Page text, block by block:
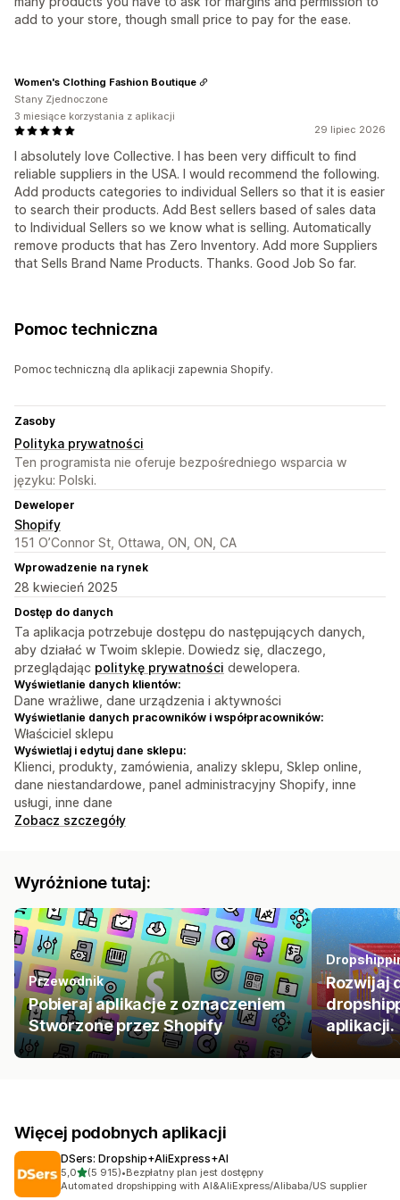
add to your store, though small price to pay for the ease.
29 lipiec 2026
I absolutely love Collective. I has been very difficult to find
reliable suppliers in the USA. I would recommend the following.
Add products categories to individual Sellers so that it is easier
to search their products. Add Best sellers based of sales data
to Individual Sellers so we know what is selling. Automatically
remove products that has Zero Inventory. Add more Suppliers
that Sells Brand Name Products. Thanks. Good Job So far.
Women's Clothing Fashion Boutique
Stany Zjednoczone
3 miesiące korzystania z aplikacji
Pomoc techniczna
Pomoc techniczną dla aplikacji zapewnia Shopify.
Zasoby
Polityka prywatności
Ten programista nie oferuje bezpośredniego wsparcia w
języku: Polski.
Deweloper
Shopify
151 O’Connor St, Ottawa, ON, ON, CA
Wprowadzenie na rynek
28 kwiecień 2025
Dostęp do danych
Ta aplikacja potrzebuje dostępu do następujących danych,
aby działać w Twoim sklepie. Dowiedz się, dlaczego,
przeglądając politykę prywatności dewelopera.
Wyświetlanie danych klientów:
Dane wrażliwe, dane urządzenia i aktywności
Wyświetlanie danych pracowników i współpracowników:
Właściciel sklepu
Wyświetlaj i edytuj dane sklepu:
Klienci, produkty, zamówienia, analizy sklepu, Sklep online,
dane niestandardowe, panel administracyjny Shopify, inne
usługi, inne dane
Zobacz szczegóły
Wyróżnione tutaj:
Przewodnik
Pobieraj aplikacje z oznaczeniem
Stworzone przez Shopify
Rozwijaj
aplikacji.
Więcej podobnych aplikacji
DSers: Dropship+AliExpress+AI
5,0na 5 gwiazdek
(5 915)
Łączna liczba recenzji: 5915
•Bezpłatny plan jest dostępny
Automated dropshipping with AI&AliExpress/Alibaba/US supplier